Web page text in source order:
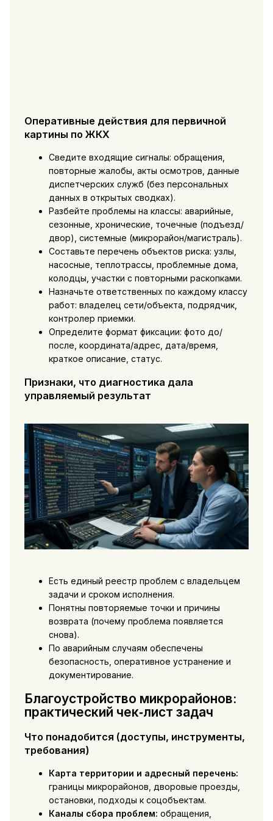
Оперативные действия для первичной
картины по ЖКХ
Сведите входящие сигналы: обращения,
повторные жалобы, акты осмотров, данные
диспетчерских служб (без персональных
данных в открытых сводках).
Разбейте проблемы на классы: аварийные,
сезонные, хронические, точечные (подъезд/
двор), системные (микрорайон/магистраль).
Составьте перечень объектов риска: узлы,
насосные, теплотрассы, проблемные дома,
колодцы, участки с повторными раскопками.
Назначьте ответственных по каждому классу
работ: владелец сети/объекта, подрядчик,
контролер приемки.
Определите формат фиксации: фото до/
после, координата/адрес, дата/время,
краткое описание, статус.
Признаки, что диагностика дала
управляемый результат
Есть единый реестр проблем с владельцем
задачи и сроком исполнения.
Понятны повторяемые точки и причины
возврата (почему проблема появляется
снова).
По аварийным случаям обеспечены
безопасность, оперативное устранение и
документирование.
Благоустройство микрорайонов:
практический чек‑лист задач
Что понадобится (доступы, инструменты,
требования)
Карта территории и адресный перечень:
границы микрорайонов, дворовые проезды,
остановки, подходы к соцобъектам.
Каналы сбора проблем: обращения,